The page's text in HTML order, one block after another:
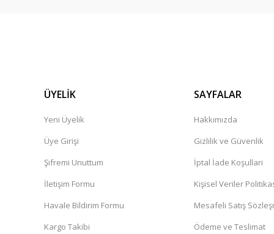
ÜYELİK
Yeni Üyelik
Üye Girişi
Şifremi Unuttum
İletişim Formu
Havale Bildirim Formu
Kargo Takibi
SAYFALAR
Hakkımızda
Gizlilik ve Güvenlik
İptal İade Koşullari
Kişisel Veriler
Mesafeli Satış
Ödeme ve Teslimat